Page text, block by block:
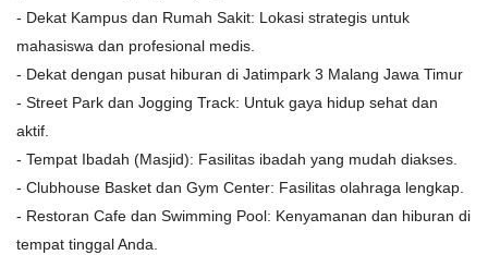
- Dekat Kampus dan Rumah Sakit: Lokasi strategis untuk
mahasiswa dan profesional medis.
- Dekat dengan pusat hiburan di Jatimpark 3 Malang Jawa Timur
- Street Park dan Jogging Track: Untuk gaya hidup sehat dan
aktif.
- Tempat Ibadah (Masjid): Fasilitas ibadah yang mudah diakses.
- Clubhouse Basket dan Gym Center: Fasilitas olahraga lengkap.
- Restoran Cafe dan Swimming Pool: Kenyamanan dan hiburan di
tempat tinggal Anda.